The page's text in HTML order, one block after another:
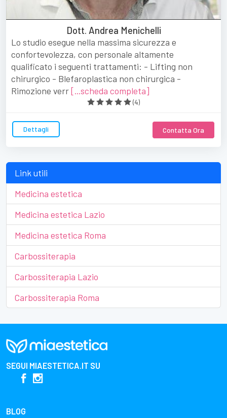
Dott. Andrea Menichelli
Lo studio esegue nella massima sicurezza e
confortevolezza, con personale altamente
qualificato i seguenti trattamenti: - Lifting non
chirurgico - Blefaroplastica non chirurgica -
Rimozione verr[...scheda completa]
(4)
Dettagli Contatta Ora
Link utili
Medicina estetica
Medicina estetica Lazio
Medicina estetica Roma
Carbossiterapia
Carbossiterapia Lazio
Carbossiterapia Roma
SEGUI MIAESTETICA.IT SU
BLOG